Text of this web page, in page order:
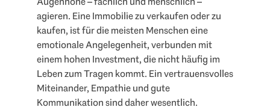
agieren. Eine Immobilie zu verkaufen oder zu
kaufen, ist für die meisten Menschen eine
emotionale Angelegenheit, verbunden mit
einem hohen Investment, die nicht häufig im
Leben zum Tragen kommt. Ein vertrauensvolles
Miteinander, Empathie und gute
Kommunikation sind daher wesentlich.